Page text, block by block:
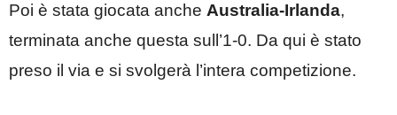
Poi è stata giocata anche Australia-Irlanda,
terminata anche questa sull’1-0. Da qui è stato
preso il via e si svolgerà l’intera competizione.